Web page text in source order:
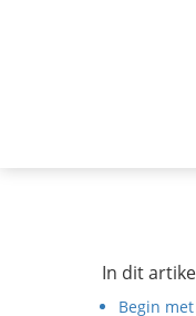
In dit
Begin
bezoekers te